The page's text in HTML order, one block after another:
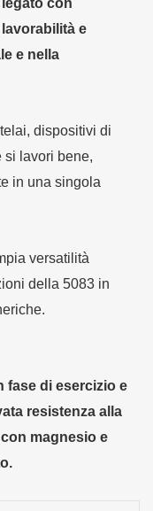
con
e
e nella
dispositivi di
si lavori bene,
in una singola
versatilità
della 5083 in
fase di esercizio e
resistenza alla
magnesio e